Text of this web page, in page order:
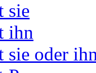
sie
ihn
sie oder